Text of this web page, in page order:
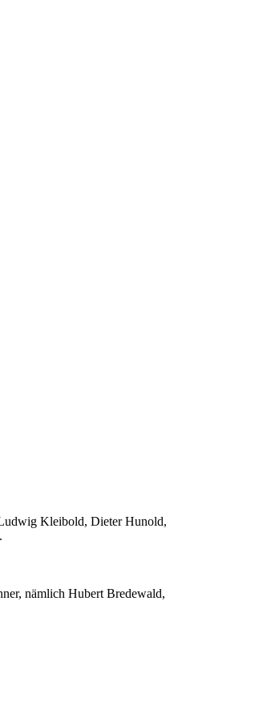
Kleibold, Dieter Hunold,
nämlich Hubert Bredewald,